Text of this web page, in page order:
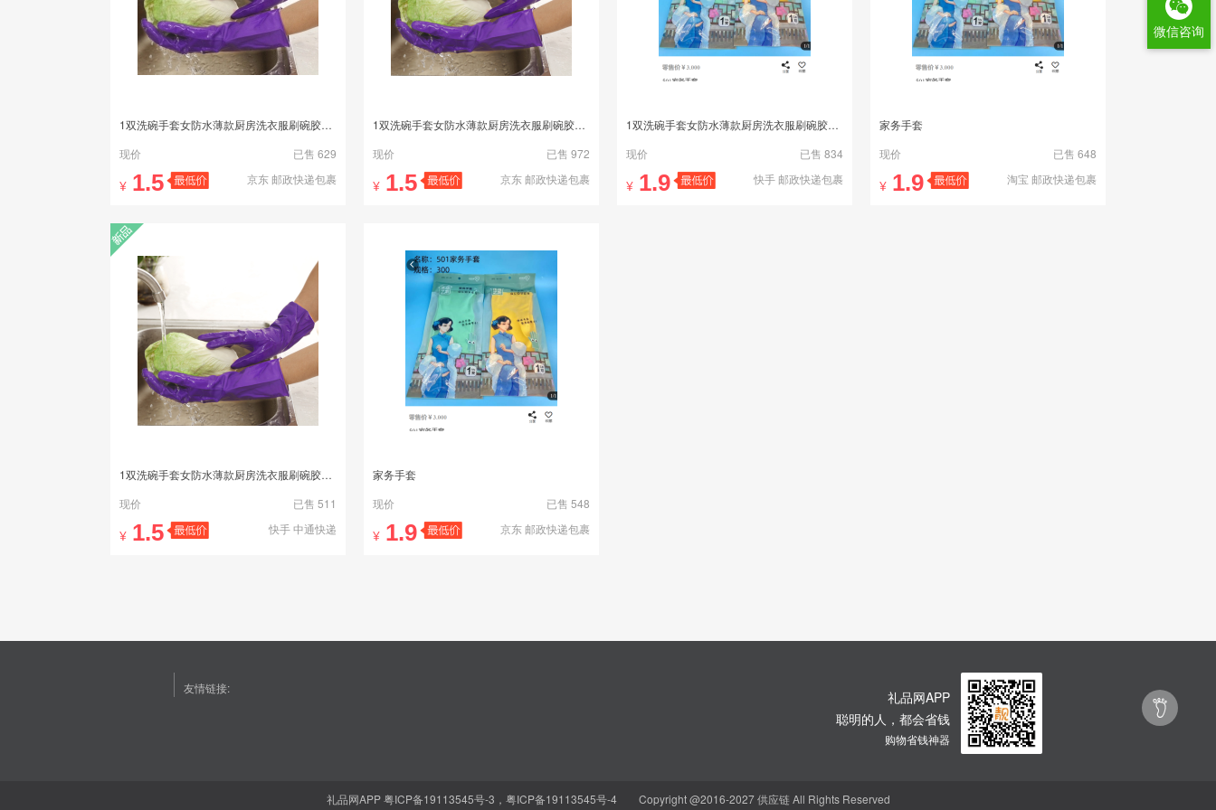
1双洗碗手套女防水薄款厨房洗衣服刷碗胶皮清洁家务塑胶橡胶手套
现价
已售 629
¥ 1.5 京东 邮政快递包裹
1双洗碗手套女防水薄款厨房洗衣服刷碗胶皮清洁家务塑胶橡胶手套
现价
已售 972
¥ 1.5 京东 邮政快递包裹
1双洗碗手套女防水薄款厨房洗衣服刷碗胶皮清洁家务塑胶橡胶手套
现价
已售 834
¥ 1.9 快手 邮政快递包裹
家务手套
现价
已售 648
¥ 1.9 淘宝 邮政快递包裹
1双洗碗手套女防水薄款厨房洗衣服刷碗胶皮清洁家务塑胶橡胶手套
现价
已售 511
¥ 1.5 快手 中通快递
家务手套
现价
已售 548
¥ 1.9 京东 邮政快递包裹
友情链接:
礼品网APP
聪明的人，都会省钱
购物省钱神器
礼品网APP粤ICP备19113545号-3，粤ICP备19113545号-4Copyright @2016-2027 供应链 All Rights Reserved
微信咨询
